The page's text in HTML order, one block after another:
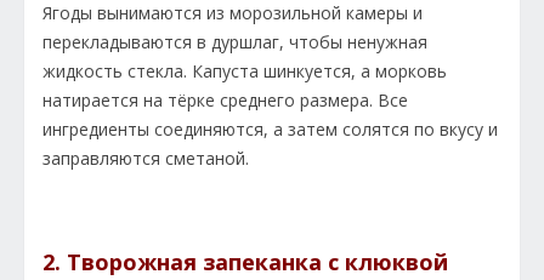
Ягоды вынимаются из морозильной камеры и
перекладываются в дуршлаг, чтобы ненужная
жидкость стекла. Капуста шинкуется, а морковь
натирается на тёрке среднего размера. Все
ингредиенты соединяются, а затем солятся по вкусу и
заправляются сметаной.
2. Творожная запеканка с клюквой